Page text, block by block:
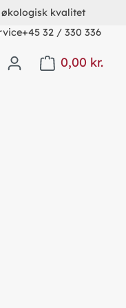
kvalitet
+45 32 / 330 336
0,00 kr.
Shopping cart